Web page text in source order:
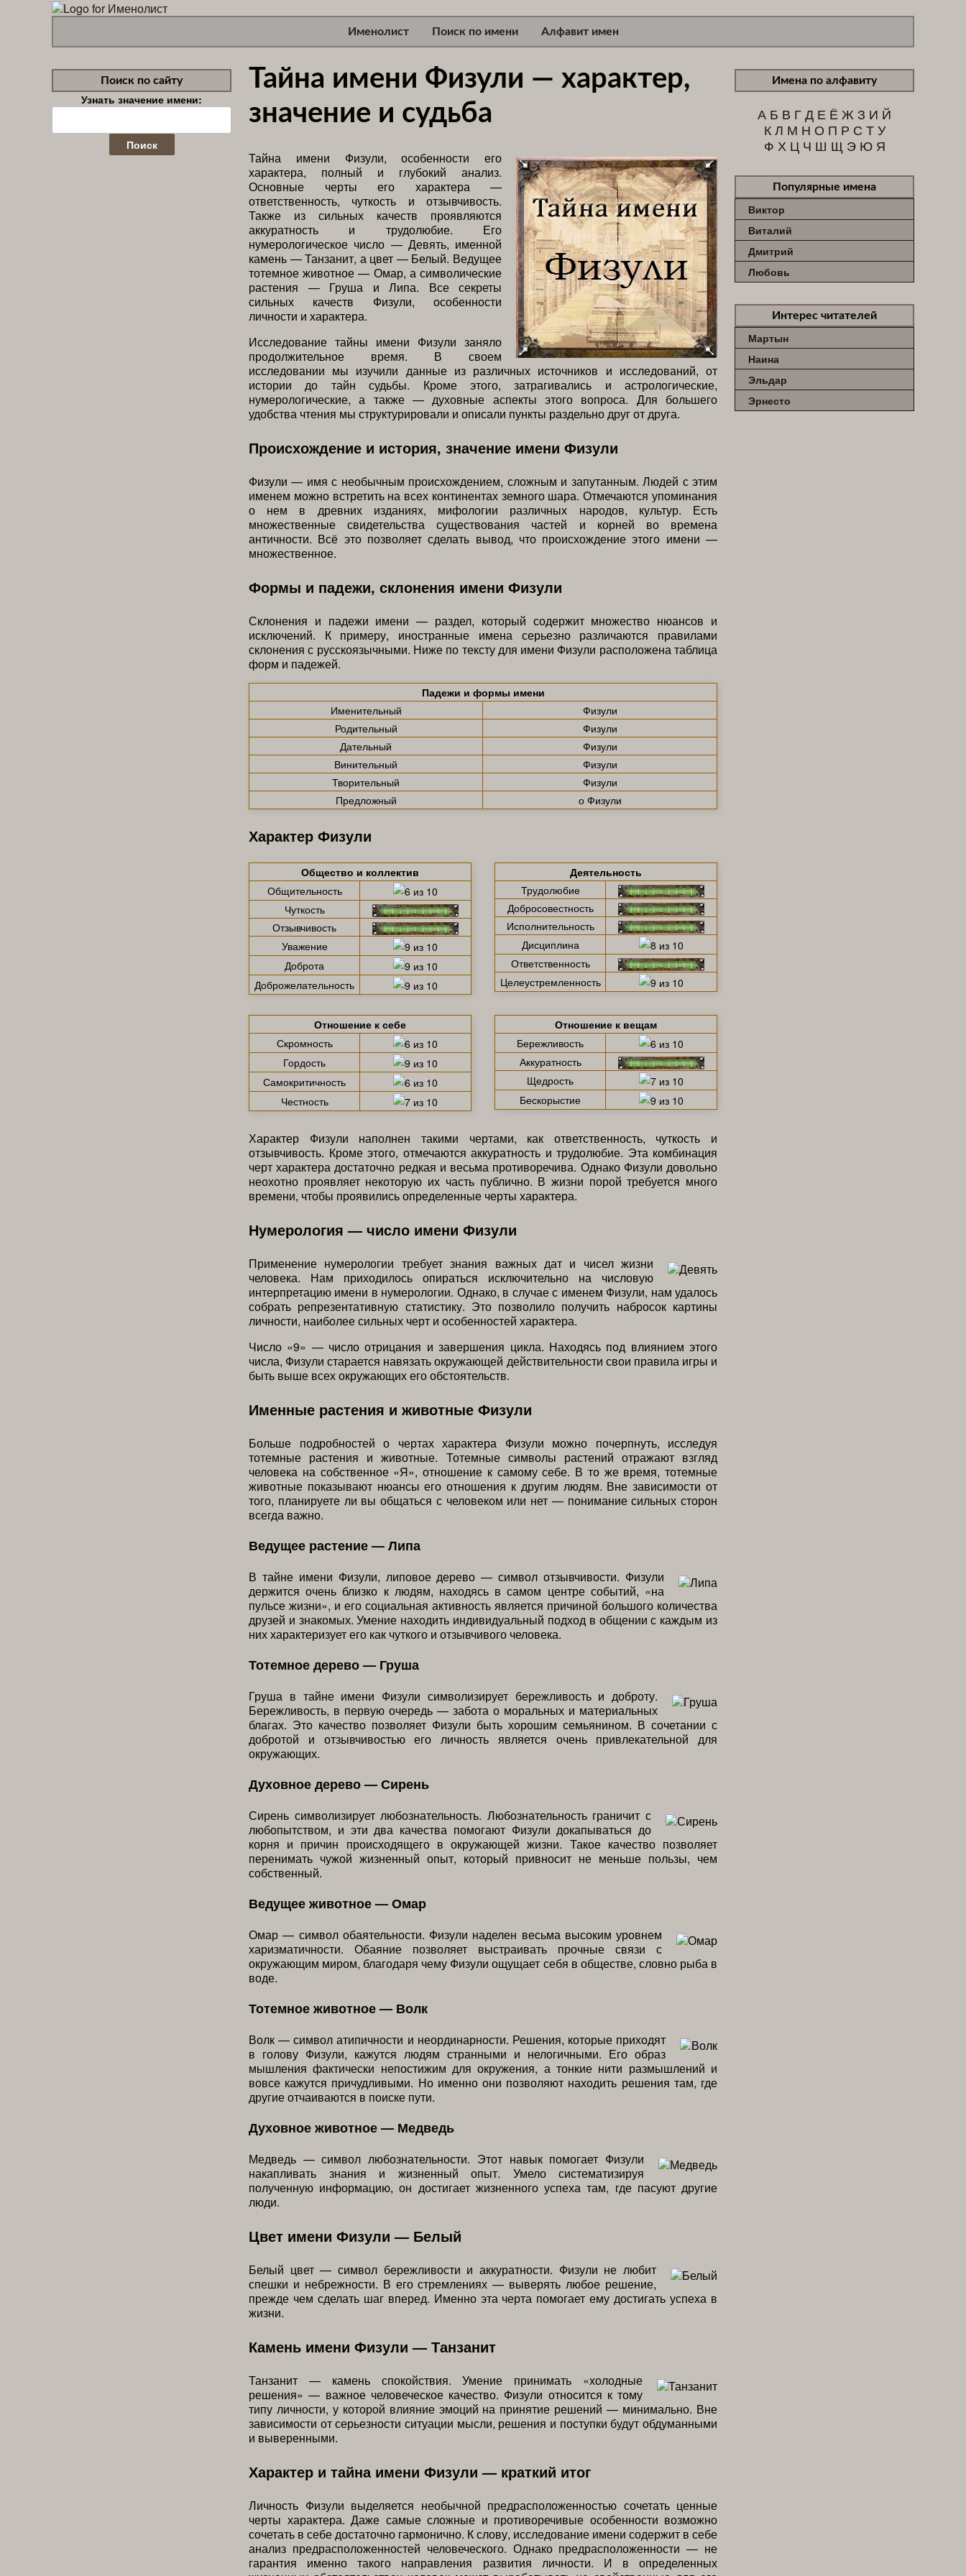
Именолист Поиск по имени Алфавит имен
Поиск по сайту
Узнать значение имени:
Найти:
Тайна имени Физули — характер,
значение и судьба
Тайна имени Физули, особенности его
характера, полный и глубокий анализ.
Основные черты его характера —
ответственность, чуткость и отзывчивость.
Также из сильных качеств проявляются
аккуратность и трудолюбие. Его
нумерологическое число — Девять, именной
камень — Танзанит, а цвет — Белый. Ведущее
тотемное животное — Омар, а символические
растения — Груша и Липа. Все секреты
сильных качеств Физули, особенности
личности и характера.
Исследование тайны имени Физули заняло
продолжительное время. В своем
исследовании мы изучили данные из различных источников и исследований, от
истории до тайн судьбы. Кроме этого, затрагивались и астрологические,
нумерологические, а также — духовные аспекты этого вопроса. Для большего
удобства чтения мы структурировали и описали пункты раздельно друг от друга.
Происхождение и история, значение имени Физули
Физули — имя с необычным происхождением, сложным и запутанным. Людей с этим
именем можно встретить на всех континентах земного шара. Отмечаются упоминания
о нем в древних изданиях, мифологии различных народов, культур. Есть
множественные свидетельства существования частей и корней во времена
античности. Всё это позволяет сделать вывод, что происхождение этого имени —
множественное.
Формы и падежи, склонения имени Физули
Склонения и падежи имени — раздел, который содержит множество нюансов и
исключений. К примеру, иностранные имена серьезно различаются правилами
склонения с русскоязычными. Ниже по тексту для имени Физули расположена таблица
форм и падежей.
Падежи и формы имени
Именительный
Физули
Родительный
Физули
Дательный
Физули
Винительный
Физули
Творительный
Физули
Предложный
о Физули
Характер Физули
Общество и коллектив
Общительность
Чуткость
Отзывчивость
Уважение
Доброта
Доброжелательность
Деятельность
Трудолюбие
Добросовестность
Исполнительность
Дисциплина
Ответственность
Целеустремленность
Отношение к себе
Скромность
Гордость
Самокритичность
Честность
Отношение к вещам
Бережливость
Аккуратность
Щедрость
Бескорыстие
Характер Физули наполнен такими чертами, как ответственность, чуткость и
отзывчивость. Кроме этого, отмечаются аккуратность и трудолюбие. Эта комбинация
черт характера достаточно редкая и весьма противоречива. Однако Физули довольно
неохотно проявляет некоторую их часть публично. В жизни порой требуется много
времени, чтобы проявились определенные черты характера.
Нумерология — число имени Физули
Применение нумерологии требует знания важных дат и чисел жизни
человека. Нам приходилось опираться исключительно на числовую
интерпретацию имени в нумерологии. Однако, в случае с именем Физули, нам удалось
собрать репрезентативную статистику. Это позволило получить набросок картины
личности, наиболее сильных черт и особенностей характера.
Число «9» — число отрицания и завершения цикла. Находясь под влиянием этого
числа, Физули старается навязать окружающей действительности свои правила игры и
быть выше всех окружающих его обстоятельств.
Именные растения и животные Физули
Больше подробностей о чертах характера Физули можно почерпнуть, исследуя
тотемные растения и животные. Тотемные символы растений отражают взгляд
человека на собственное «Я», отношение к самому себе. В то же время, тотемные
животные показывают нюансы его отношения к другим людям. Вне зависимости от
того, планируете ли вы общаться с человеком или нет — понимание сильных сторон
всегда важно.
Ведущее растение — Липа
В тайне имени Физули, липовое дерево — символ отзывчивости. Физули
держится очень близко к людям, находясь в самом центре событий, «на
пульсе жизни», и его социальная активность является причиной большого количества
друзей и знакомых. Умение находить индивидуальный подход в общении с каждым из
них характеризует его как чуткого и отзывчивого человека.
Тотемное дерево — Груша
Груша в тайне имени Физули символизирует бережливость и доброту.
Бережливость, в первую очередь — забота о моральных и материальных
благах. Это качество позволяет Физули быть хорошим семьянином. В сочетании с
добротой и отзывчивостью его личность является очень привлекательной для
окружающих.
Духовное дерево — Сирень
Сирень символизирует любознательность. Любознательность граничит с
любопытством, и эти два качества помогают Физули докапываться до
корня и причин происходящего в окружающей жизни. Такое качество позволяет
перенимать чужой жизненный опыт, который привносит не меньше пользы, чем
собственный.
Ведущее животное — Омар
Омар — символ обаятельности. Физули наделен весьма высоким уровнем
харизматичности. Обаяние позволяет выстраивать прочные связи с
окружающим миром, благодаря чему Физули ощущает себя в обществе, словно рыба в
воде.
Тотемное животное — Волк
Волк — символ атипичности и неординарности. Решения, которые приходят
в голову Физули, кажутся людям странными и нелогичными. Его образ
мышления фактически непостижим для окружения, а тонкие нити размышлений и
вовсе кажутся причудливыми. Но именно они позволяют находить решения там, где
другие отчаиваются в поиске пути.
Духовное животное — Медведь
Медведь — символ любознательности. Этот навык помогает Физули
накапливать знания и жизненный опыт. Умело систематизируя
полученную информацию, он достигает жизненного успеха там, где пасуют другие
люди.
Цвет имени Физули — Белый
Белый цвет — символ бережливости и аккуратности. Физули не любит
спешки и небрежности. В его стремлениях — выверять любое решение,
прежде чем сделать шаг вперед. Именно эта черта помогает ему достигать успеха в
жизни.
Камень имени Физули — Танзанит
Танзанит — камень спокойствия. Умение принимать «холодные
решения» — важное человеческое качество. Физули относится к тому
типу личности, у которой влияние эмоций на принятие решений — минимально. Вне
зависимости от серьезности ситуации мысли, решения и поступки будут обдуманными
и выверенными.
Характер и тайна имени Физули — краткий итог
Личность Физули выделяется необычной предрасположенностью сочетать ценные
черты характера. Даже самые сложные и противоречивые особенности возможно
сочетать в себе достаточно гармонично. К слову, исследование имени содержит в себе
анализ предрасположенностей человеческого. Однако предрасположенности — не
гарантия именно такого направления развития личности. И в определенных
Имена по алфавиту
А Б В ГД Е Ё Ж З И Й
К Л М Н О П Р С Т У
Ф Х Ц Ч Ш Щ Э Ю Я
Популярные имена
Виктор
Виталий
Дмитрий
Любовь
Интерес читателей
Мартын
Наина
Эльдар
Эрнесто